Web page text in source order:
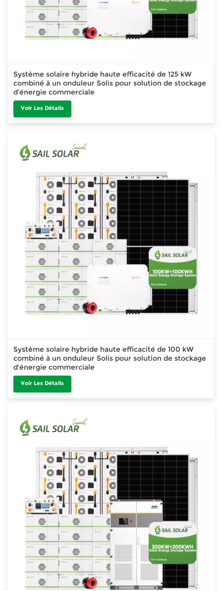
Système solaire hybride haute efficacité de 125 kW
combiné à un onduleur Solis pour solution de stockage
d'énergie commerciale
Voir Les Détails
Système solaire hybride haute efficacité de 100 kW
combiné à un onduleur Solis pour solution de stockage
d'énergie commerciale
Voir Les Détails